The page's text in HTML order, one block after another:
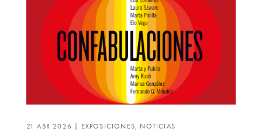
21 ABR 2026 | EXPOSICIONES, NOTICIAS